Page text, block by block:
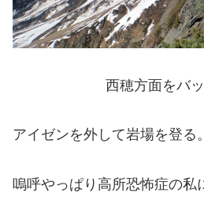
西穂方面をバッ
アイゼンを外して岩場を登る。
嗚呼やっぱり高所恐怖症の私